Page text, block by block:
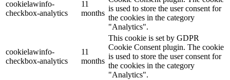
cookielawinfo-
checkbox-analytics
11
months
is used to store the user consent for
the cookies in the category
"Analytics".
cookielawinfo-
checkbox-analytics
11
months
This cookie is set by GDPR
Cookie Consent plugin. The cookie
is used to store the user consent for
the cookies in the category
"Analytics".